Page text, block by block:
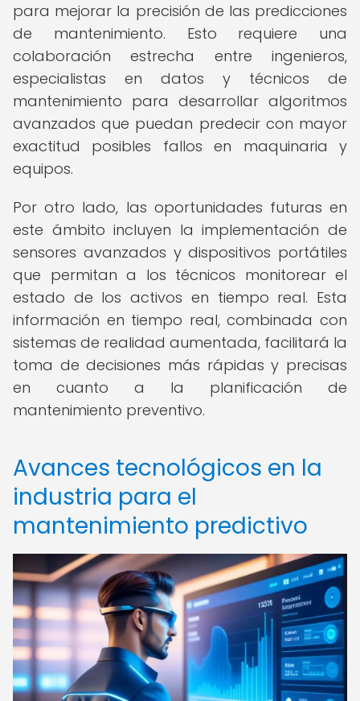
para mejorar la precisión de las predicciones
de mantenimiento. Esto requiere una
colaboración estrecha entre ingenieros,
especialistas en datos y técnicos de
mantenimiento para desarrollar algoritmos
avanzados que puedan predecir con mayor
exactitud posibles fallos en maquinaria y
equipos.
Por otro lado, las oportunidades futuras en
este ámbito incluyen la implementación de
sensores avanzados y dispositivos portátiles
que permitan a los técnicos monitorear el
estado de los activos en tiempo real. Esta
información en tiempo real, combinada con
sistemas de realidad aumentada, facilitará la
toma de decisiones más rápidas y precisas
en cuanto a la planificación de
mantenimiento preventivo.
Avances tecnológicos en la
industria para el
mantenimiento predictivo